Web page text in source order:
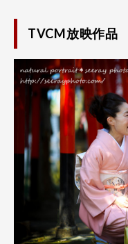
TVCM放映作品